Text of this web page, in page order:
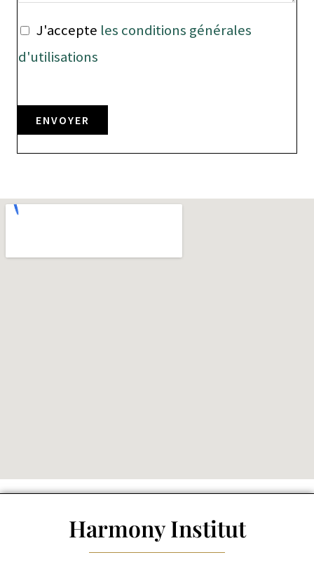
J'accepte les conditions générales
d'utilisations
ENVOYER
Harmony Institut